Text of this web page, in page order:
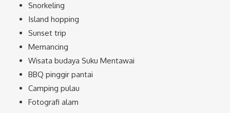
Snorkeling
Island hopping
Sunset trip
Memancing
Wisata budaya Suku Mentawai
BBQ pinggir pantai
Camping pulau
Fotografi alam